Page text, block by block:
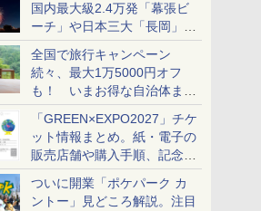
国内最大級2.4万発「幕張ビ
ーチ」や日本三大「長岡」な
ど大型イベント目白押し！
全国で旅行キャンペーン
続々、最大1万5000円オフ
も！ いまお得な自治体まと
め
「GREEN×EXPO2027」チケ
ット情報まとめ。紙・電子の
販売店舗や購入手順、記念チ
ケットも解説
ついに開業「ポケパーク カ
ントー」見どころ解説。注目